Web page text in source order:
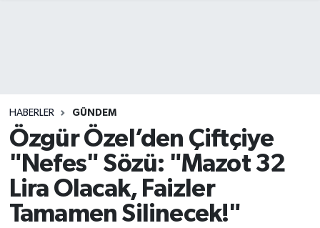
HABERLER GÜNDEM
Özgür Özel’den Çiftçiye
"Nefes" Sözü: "Mazot 32
Lira Olacak, Faizler
Tamamen Silinecek!"
Magazin
Siyaset
Spor
Son Dakika Haberleri
Haber Arşivi